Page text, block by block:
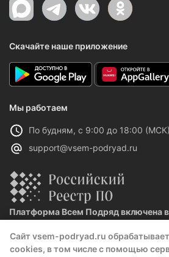
Сайт vsem-podryad.ru обрабатывает
cookies, в том числе с помощью
Скачайте наше приложение
Мы работаем
По будням, с 9:00 до 18:00 (МСК)
support@vsem-podryad.ru
Платформа Всем Подряд включена
Реестровая запись №32021 от 06.02.2026